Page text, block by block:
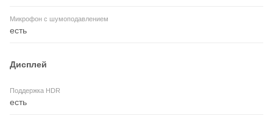
Микрофон с шумоподавлением
есть
Дисплей
Поддержка HDR
есть